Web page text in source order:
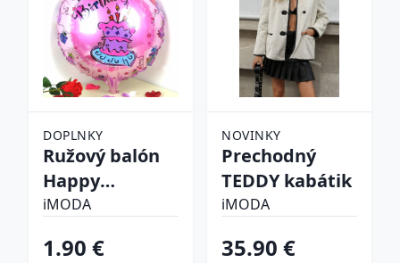
DOPLNKY
Ružový balón
Happy
birthday
iMODA
1.90 €
NOVINKY
Prechodný
TEDDY kabátik
iMODA
35.90 €